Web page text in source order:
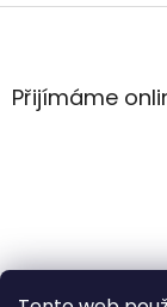
Z
aPřijímáme